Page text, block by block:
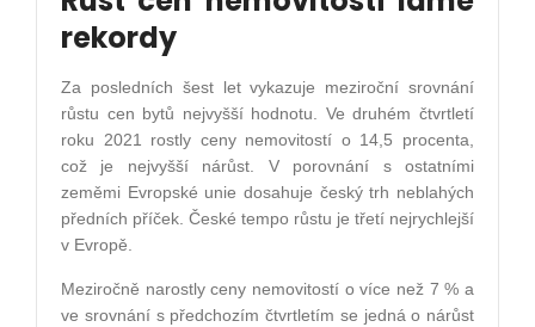
rekordy
Za posledních šest let vykazuje meziroční srovnání
růstu cen bytů nejvyšší hodnotu. Ve druhém čtvrtletí
roku 2021 rostly ceny nemovitostí o 14,5 procenta,
což je nejvyšší nárůst. V porovnání s ostatními
zeměmi Evropské unie dosahuje český trh neblahých
předních příček. České tempo růstu je třetí nejrychlejší
v Evropě.
Meziročně narostly ceny nemovitostí o více než 7 % a
ve srovnání s předchozím čtvrtletím se jedná o nárůst